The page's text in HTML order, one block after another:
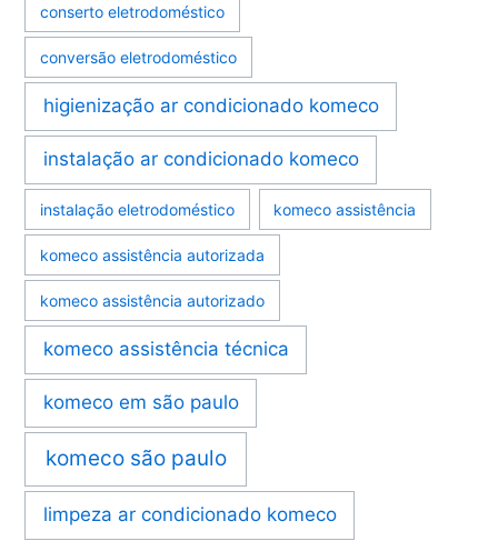
conserto eletrodoméstico
conversão eletrodoméstico
higienização ar condicionado komeco
instalação ar condicionado komeco
instalação eletrodoméstico komeco assistência
komeco assistência autorizada
komeco assistência autorizado
komeco assistência técnica
komeco em são paulo
komeco são paulo
limpeza ar condicionado komeco